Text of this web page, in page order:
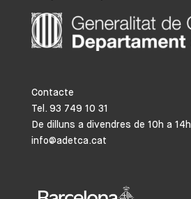
Contacte
Tel. 93 749 10 31
De dilluns a divendres de 10h a 14h
info@adetca.cat